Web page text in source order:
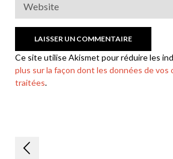
Ce site utilise Akismet pour réduire les
plus sur la façon dont les données de vos
traitées.
Navigation